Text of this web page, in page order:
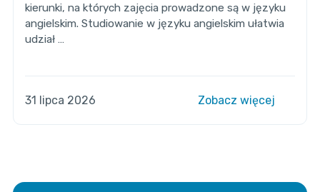
kierunki, na których zajęcia prowadzone są w języku
angielskim. Studiowanie w języku angielskim ułatwia
udział …
31 lipca 2026 Zobacz więcej